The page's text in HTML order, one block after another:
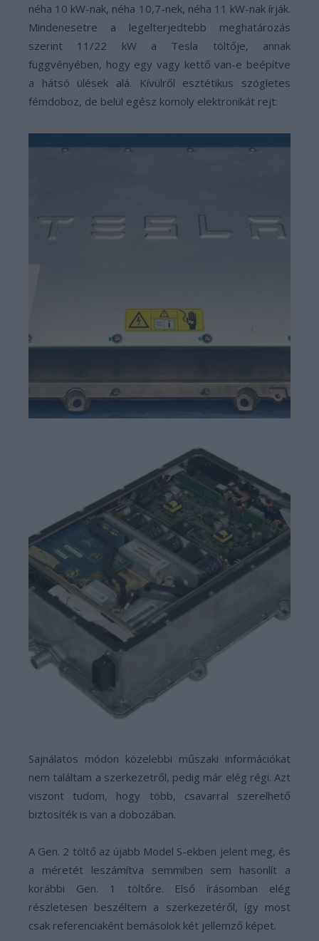
néha 10 kW-nak, néha 10,7-nek, néha 11 kW-nak írják.
Mindenesetre a legelterjedtebb meghatározás
szerint 11/22 kW a Tesla töltője, annak
függvényében, hogy egy vagy kettő van-e beépítve
a hátsó ülések alá. Kívülről esztétikus szögletes
fémdoboz, de belül egész komoly elektronikát rejt:
Sajnálatos módon közelebbi műszaki információkat
nem találtam a szerkezetről, pedig már elég régi. Azt
viszont tudom, hogy több, csavarral szerelhető
biztosíték is van a dobozában.
A Gen. 2 töltő az újabb Model S-ekben jelent meg, és
a méretét leszámítva semmiben sem hasonlít a
korábbi Gen. 1 töltőre. Első írásomban elég
részletesen beszéltem a szerkezetéről, így most
csak referenciaként bemásolok két jellemző képet.